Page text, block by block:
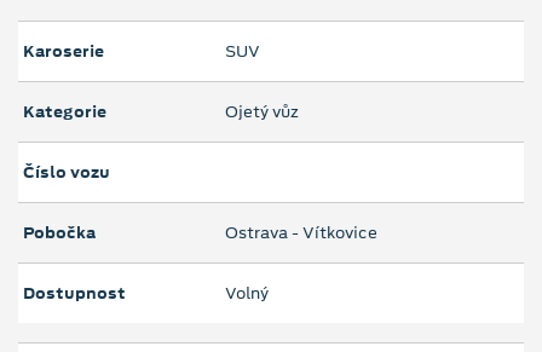
Karoserie SUV
Kategorie Ojetý vůz
Číslo vozu
Pobočka Ostrava - Vítkovice
Dostupnost Volný